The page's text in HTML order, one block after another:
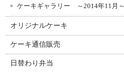
ケーキギャラリー ～2014年11月～
オリジナルケーキ
ケーキ通信販売
日替わり弁当